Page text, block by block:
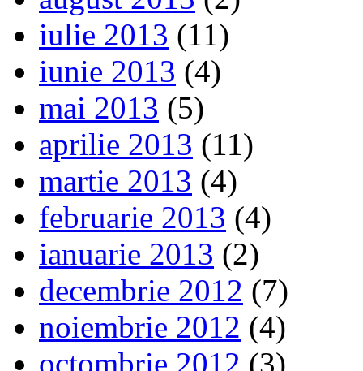
iulie 2013 (11)
iunie 2013 (4)
mai 2013 (5)
aprilie 2013 (11)
martie 2013 (4)
februarie 2013 (4)
ianuarie 2013 (2)
decembrie 2012 (7)
noiembrie 2012 (4)
octombrie 2012 (3)